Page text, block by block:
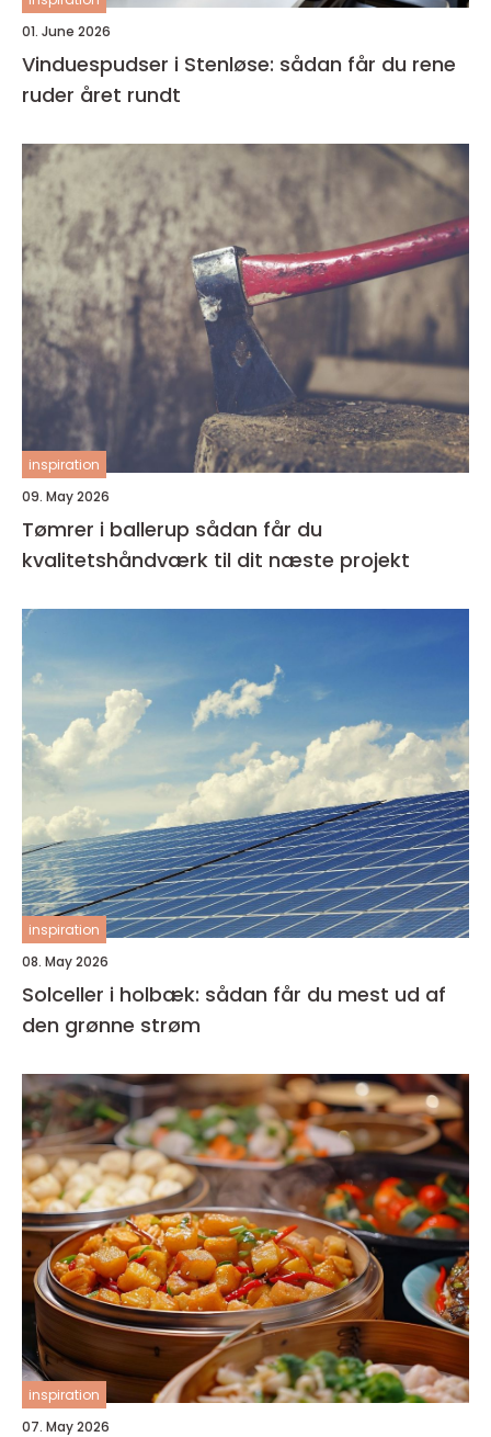
01. June 2026
Vinduespudser i Stenløse: sådan får du rene
ruder året rundt
inspiration
09. May 2026
Tømrer i ballerup sådan får du
kvalitetshåndværk til dit næste projekt
inspiration
08. May 2026
Solceller i holbæk: sådan får du mest ud af
den grønne strøm
inspiration
07. May 2026